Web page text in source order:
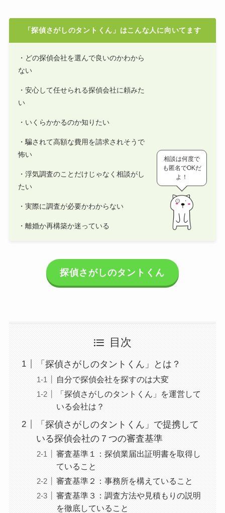
「探偵さがしのタントくん」はこんな人に向いてます
・どの探偵会社を選んで良いのかわから
ない
・安心して任せられる探偵会社に頼みた
い
・いくらかかるのか知りたい
・騙されて高額な費用を請求されそうで
怖い
・浮気調査のことだけじゃなく相談がし
たい
・実際に調査が必要かわからない
・離婚か再構築か迷っている
相談は何度で
も匿名でOKだ
よ！
探偵さがしのタントくん
目次
「探偵さがしのタントくん」とは？
自分で探偵会社を探すのは大変
「探偵さがしのタントくん」を運営して
いる会社は？
「探偵さがしのタントくん」で提携して
いる探偵会社の７つの審査基準
審査基準１：探偵業届出証明書を取得し
ていること
審査基準２：事務所を構えていること
審査基準３：調査方法や見積もりの説明
を徹底していること